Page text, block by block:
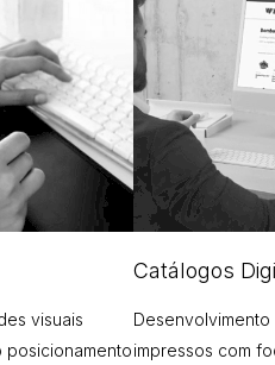
visuais
Catálogos
impressos com